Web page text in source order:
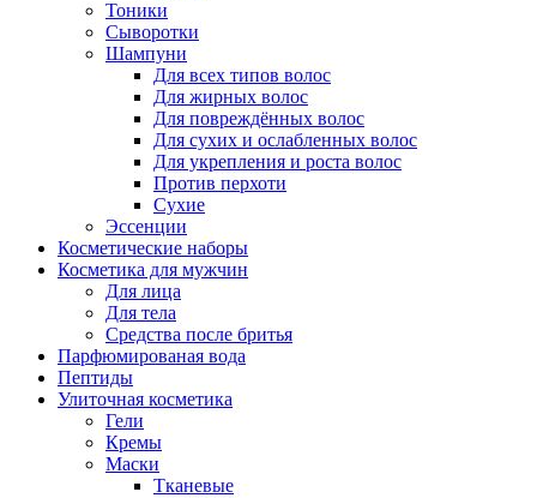
Тоники
Сыворотки
Шампуни
Для всех типов волос
Для жирных волос
Для повреждённых волос
Для сухих и ослабленных волос
Для укрепления и роста волос
Против перхоти
Сухие
Эссенции
Косметические наборы
Косметика для мужчин
Для лица
Для тела
Средства после бритья
Парфюмированая вода
Пептиды
Улиточная косметика
Гели
Кремы
Маски
Тканевые